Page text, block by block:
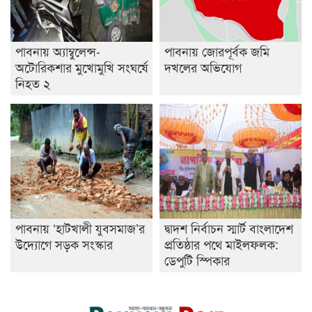
পাবনায় অ্যাম্বুলেন্স-
অটোরিকশার মুখোমুখি সংঘর্ষে
নিহত ২
পাবনায় জোরপূর্বক জমি
দখলের অভিযোগ
পাবনায় ‘হাটখালী যুবসমাজ’র
উদ্যোগে সড়ক সংস্কার
দ্বাদশ নির্বাচন স্মার্ট বাংলাদেশ
প্রতিষ্ঠার পথে মাইলফলক:
ডেপুটি স্পিকার